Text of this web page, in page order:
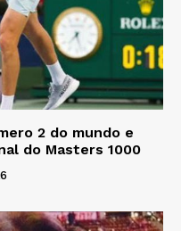
2 do mundo e
do Masters 1000